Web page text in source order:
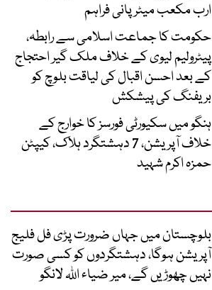
ارب مکعب میٹر پانی فراہم
حکومت کا جماعت اسلامی سے رابطہ،
پیٹرولیم لیوی کے خلاف ملک گیر احتجاج
کے بعد احسن اقبال کی لیاقت بلوچ کو
بریفنگ کی پیشکش
ہنگو میں سکیورٹی فورسز کا خوارج کے
خلاف آپریشن، 7 دہشتگرد ہلاک، کیپٹن
حمزہ اکرم شہید
بلوچستان میں جہاں ضرورت پڑی فل فلیج
آپریشن ہوگا، دہشتگردوں کو کسی صورت
نہیں چھوڑیں گے، میر ضیاء اللہ لانگو